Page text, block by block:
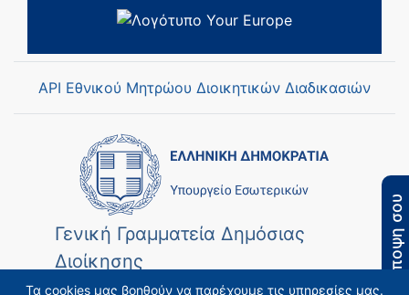
Τα cookies μας βοηθούν να παρέχουμε τις υπηρεσίες μας.
API Εθνικού Μητρώου Διοικητικών Διαδικασιών
Γενική Γραμματεία Δημόσιας
Διοίκησης
Η άποψη σου